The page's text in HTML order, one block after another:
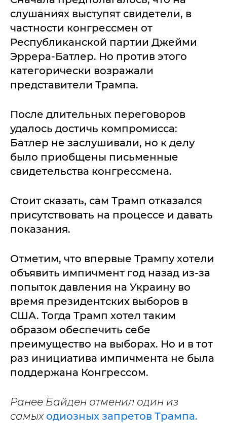
слушаниях выступят свидетели, в
частности конгрессмен от
Республиканской партии Джейми
Эррера-Батлер. Но против этого
категорически возражали
представители Трампа.
После длительных переговоров
удалось достичь компромисса:
Батлер не заслушивали, но к делу
было приобщены письменные
свидетельства конгрессмена.
Стоит сказать, сам Трамп отказался
присутствовать на процессе и давать
показания.
Отметим, что впервые Трампу хотели
объявить импичмент год назад из-за
попыток давления на Украину во
время президентских выборов в
США. Тогда Трамп хотел таким
образом обеспечить себе
преимущество на выборах. Но и в тот
раз инициатива импичмента не была
поддержана Конгрессом.
Ранее Байден отменил один из
самых одиозных запретов Трампа.